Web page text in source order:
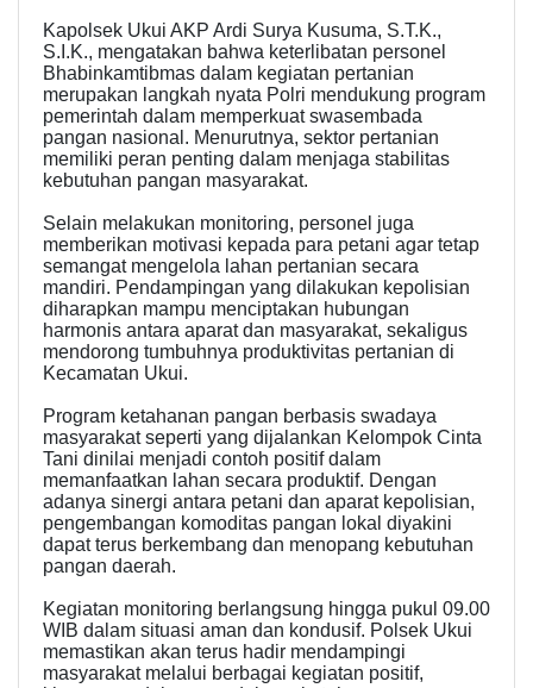
Kapolsek Ukui AKP Ardi Surya Kusuma, S.T.K.,
S.I.K., mengatakan bahwa keterlibatan personel
Bhabinkamtibmas dalam kegiatan pertanian
merupakan langkah nyata Polri mendukung program
pemerintah dalam memperkuat swasembada
pangan nasional. Menurutnya, sektor pertanian
memiliki peran penting dalam menjaga stabilitas
kebutuhan pangan masyarakat.
Selain melakukan monitoring, personel juga
memberikan motivasi kepada para petani agar tetap
semangat mengelola lahan pertanian secara
mandiri. Pendampingan yang dilakukan kepolisian
diharapkan mampu menciptakan hubungan
harmonis antara aparat dan masyarakat, sekaligus
mendorong tumbuhnya produktivitas pertanian di
Kecamatan Ukui.
Program ketahanan pangan berbasis swadaya
masyarakat seperti yang dijalankan Kelompok Cinta
Tani dinilai menjadi contoh positif dalam
memanfaatkan lahan secara produktif. Dengan
adanya sinergi antara petani dan aparat kepolisian,
pengembangan komoditas pangan lokal diyakini
dapat terus berkembang dan menopang kebutuhan
pangan daerah.
Kegiatan monitoring berlangsung hingga pukul 09.00
WIB dalam situasi aman dan kondusif. Polsek Ukui
memastikan akan terus hadir mendampingi
masyarakat melalui berbagai kegiatan positif,